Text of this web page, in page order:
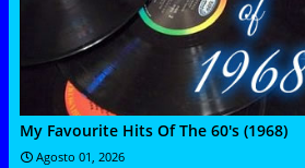
My Favourite Hits Of The 60's (1968)
Agosto 01, 2026